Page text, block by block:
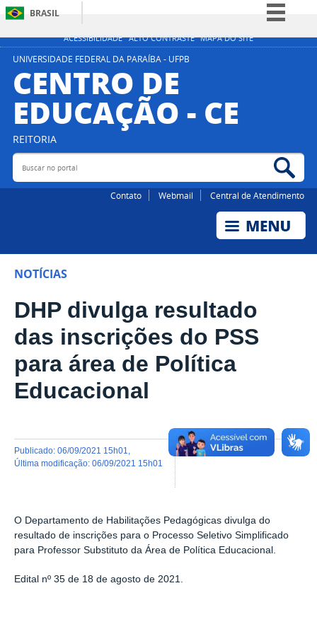
ACESSIBILIDADE ALTO CONTRASTE MAPA DO SITE
BRASIL
Simplifique!
Acesso à informação
Legislação
UNIVERSIDADE FEDERAL DA PARAÍBA - UFPB
CENTRO DE
EDUCAÇÃO - CE
REITORIA
Buscar no portal
Contato Webmail Central de Atendimento
NOTÍCIAS
DHP divulga resultado
das inscrições do PSS
para área de Política
Educacional
publicado: 06/09/2021 15h01
última modificação: 06/09/2021 15h01
O Departamento de Habilitações Pedagógicas divulga do
resultado de inscrições para o Processo Seletivo Simplificado
para Professor Substituto da Área de Política Educacional.
Edital nº 35 de 18 de agosto de 2021.